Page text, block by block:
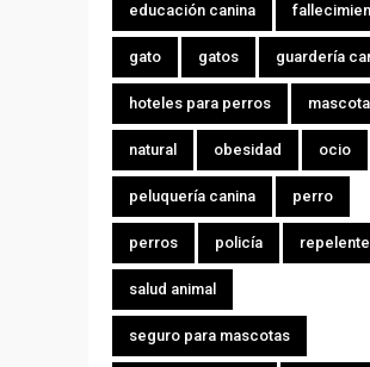
educación canina
gato gatos guardería
hoteles para perros
natural obesidad ocio
peluquería canina perro
perros policía repelente
salud animal
seguro para mascotas